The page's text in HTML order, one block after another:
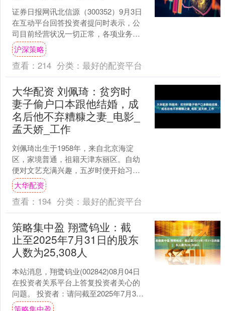
证券日报网讯北信源（300352）9月3日
在互动平台回答投资者提问时表示，公
司目前经营状况一切正常，各项业务有
序推进。公司作为国内网络与信息安全
领域领先的解决方....
沪深策略
查看： 214 分类： 最好的配资平台
大华配资 刘佩琦：贫穷时
妻子偷户口本跟他结婚，成
名后他不弃糟糠之妻_电影_
孟天娇_工作
刘佩琦出生于1958年，来自北京海淀
区，家境普通，祖籍天津东丽区。自幼
便对文艺充满兴趣，五岁时便开始习练
武术，十二岁便学习民族舞蹈，常在天
津第三十九中学附近的舞....
大华配资
查看： 194 分类： 最好的配资平台
策略集中盈 翔鹭钨业：截
止至2025年7月31日的股东
人数为25,308人
本站消息，翔鹭钨业(002842)08月04日
在投资者关系平台上答复投资者关心的
问题。 投资者：请问截至2025年7月31
日公司股东人数是多少？谢谢~翔鹭钨业